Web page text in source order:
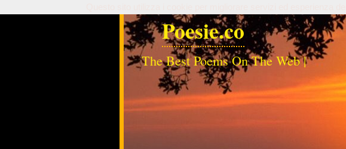
Poesie.co
The Best Poems On The Web |